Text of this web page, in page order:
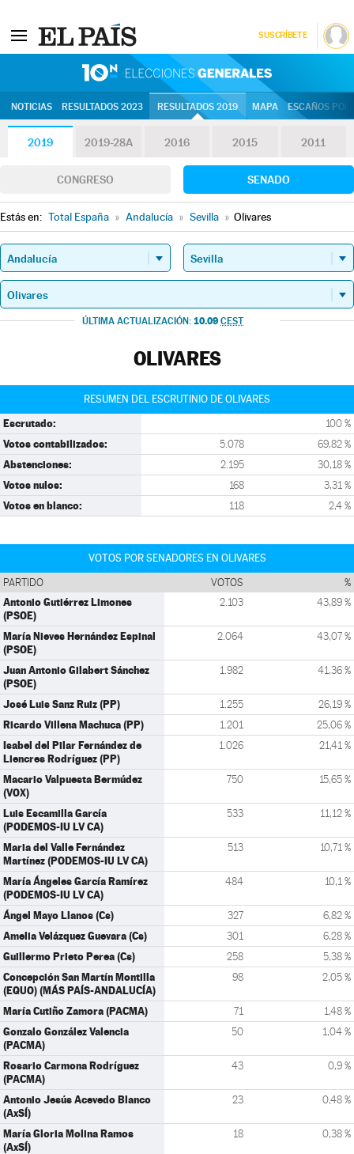
SUSCRÍBETE
NOTICIAS RESULTADOS 2023 RESULTADOS 2019 MAPA ESCAÑOS
2019 2019-28A 2016 2015 2011
CONGRESO SENADO
Estás en: Total España » Andalucía » Sevilla » Olivares
ÚLTIMA ACTUALIZACIÓN: 10.09 CEST
OLIVARES
RESUMEN DEL ESCRUTINIO DE OLIVARES
Escrutado: 100 %
Votos contabilizados: 5.078 69,82 %
Abstenciones: 2.195 30,18 %
Votos nulos: 168 3,31 %
Votos en blanco: 118 2,4 %
VOTOS POR SENADORES EN OLIVARES
PARTIDO VOTOS %
Antonio Gutiérrez Limones
(PSOE)
2.103 43,89 %
María Nieves Hernández Espinal
(PSOE)
2.064 43,07 %
Juan Antonio Gilabert Sánchez
(PSOE)
1.982 41,36 %
José Luis Sanz Ruiz (PP) 1.255 26,19 %
Ricardo Villena Machuca (PP) 1.201 25,06 %
Isabel del Pilar Fernández de
Liencres Rodríguez (PP)
1.026 21,41 %
Macario Valpuesta Bermúdez
(VOX)
750 15,65 %
Luis Escamilla García
(PODEMOS-IU LV CA)
533 11,12 %
Maria del Valle Fernández
Martínez (PODEMOS-IU LV CA)
513 10,71 %
María Ángeles García Ramírez
(PODEMOS-IU LV CA)
484 10,1 %
Ángel Mayo Llanos (Cs) 327 6,82 %
Amelia Velázquez Guevara (Cs) 301 6,28 %
Guillermo Prieto Perea (Cs) 258 5,38 %
Concepción San Martín Montilla
(EQUO) (MÁS PAÍS-ANDALUCÍA)
98 2,05 %
María Cutiño Zamora (PACMA) 71 1,48 %
Gonzalo González Valencia
(PACMA)
50 1,04 %
Rosario Carmona Rodríguez
(PACMA)
43 0,9 %
Antonio Jesús Acevedo Blanco
(AxSÍ)
23 0,48 %
María Gloria Molina Ramos
(AxSÍ)
18 0,38 %